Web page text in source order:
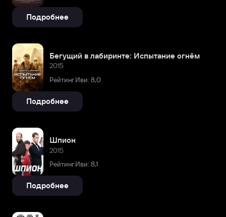
Подробнее
Бегущий в лабиринте: Испытание огнём
2015
Рейтинг Иви: 8,0
Подробнее
Шпион
2015
Рейтинг Иви: 8,1
Подробнее